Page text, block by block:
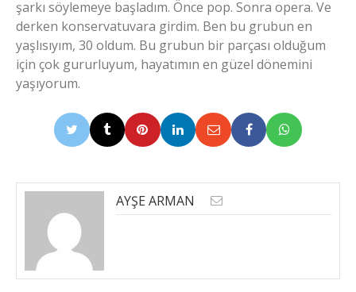
şarkı söylemeye başladım. Önce pop. Sonra opera. Ve
derken konservatuvara girdim. Ben bu grubun en
yaşlısıyım, 30 oldum. Bu grubun bir parçası olduğum
için çok gururluyum, hayatımın en güzel dönemini
yaşıyorum.
AYŞE ARMAN